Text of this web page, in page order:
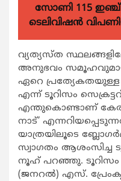
സോണി 115
ടെലിവിഷൻ
വ്യത്യസ്ത
അനുഭവം
ഏറെ പ്രത്യേകതയുള്ള
എന്ന് ടൂറിസം
എന്തുകൊണ്ടാണ്
നാട്’
യാത്രയിലൂടെ
സ്വാഗതം ആശംസിച്ച
നൂഹ് പറഞ്ഞു.
(ജനറല്‍) എസ്.